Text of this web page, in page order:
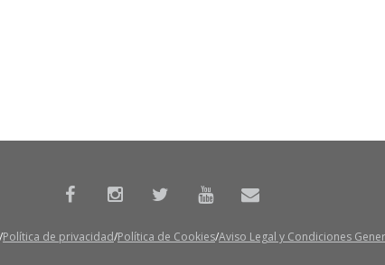
Política de privacidad Política de Cookies Aviso Legal y Condiciones